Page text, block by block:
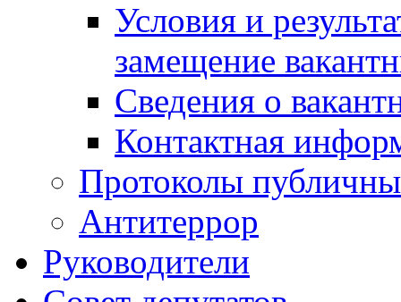
Условия и
замещение
Сведения о
Контактная
Протоколы
Антитеррор
Руководители